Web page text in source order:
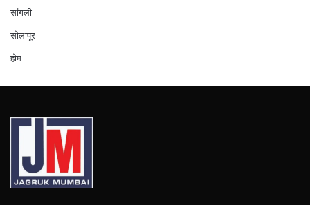
सांगली
सोलापूर
होम